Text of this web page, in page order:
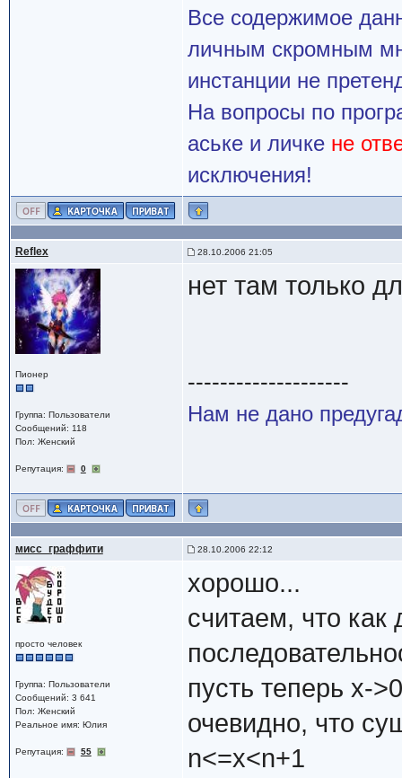
Все содержимое
личным скромным
инстанции не
На вопросы по
аське и личке не
исключения!
Reflex 28.10.2006 21:05
Пионер
Группа: Пользователи
Сообщений: 118
Пол: Женский
Репутация: 0
нет там только
--------------------
Нам не дано
мисс_граффити 28.10.2006 22:12
просто человек
Группа: Пользователи
Сообщений: 3 641
Пол: Женский
Реальное имя: Юлия
Репутация: 55
хорошо...
считаем, что как
пусть теперь x-
очевидно, что
n<=x<n+1